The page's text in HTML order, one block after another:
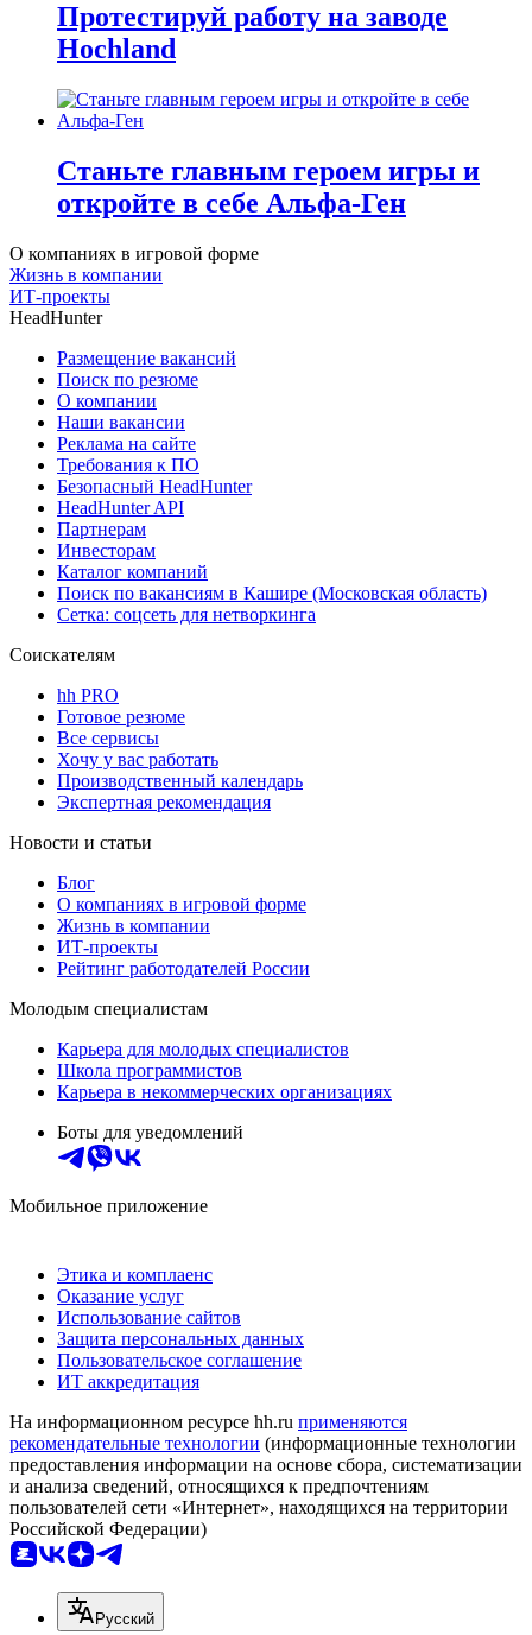
Протестируй работу на заводе
Hochland
Станьте главным героем игры и
откройте в себе Альфа-Ген
О компаниях в игровой форме
Жизнь в компании
ИТ-проекты
HeadHunter
Размещение вакансий
Поиск по резюме
О компании
Наши вакансии
Реклама на сайте
Требования к ПО
Безопасный HeadHunter
HeadHunter API
Партнерам
Инвесторам
Каталог компаний
Поиск по вакансиям в Кашире (Московская область)
Сетка: соцсеть для нетворкинга
Соискателям
hh PRO
Готовое резюме
Все сервисы
Хочу у вас работать
Производственный календарь
Экспертная рекомендация
Новости и статьи
Блог
О компаниях в игровой форме
Жизнь в компании
ИТ-проекты
Рейтинг работодателей России
Молодым специалистам
Карьера для молодых специалистов
Школа программистов
Карьера в некоммерческих организациях
Боты для уведомлений
Мобильное приложение
Этика и комплаенс
Оказание услуг
Использование сайтов
Защита персональных данных
Пользовательское соглашение
ИТ аккредитация
На информационном ресурсе hh.ru применяются
рекомендательные технологии (информационные технологии
предоставления информации на основе сбора, систематизации
и анализа сведений, относящихся к предпочтениям
пользователей сети «Интернет», находящихся на территории
Российской Федерации)
Русский